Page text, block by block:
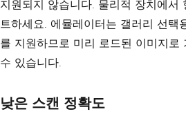
지원되지 않습니다. 물리적 장치에서
트하세요. 에뮬레이터는 갤러리 선택
를 지원하므로 미리 로드된 이미지로
수 있습니다.
낮은 스캔 정확도